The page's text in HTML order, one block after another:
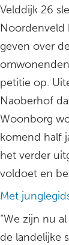
Velddijk 26
Noordenveld
geven over
petitie op.
Naoberhof
Woonborg
komend half
het verder
voldoet en
Met
“We zijn nu
de landelijke